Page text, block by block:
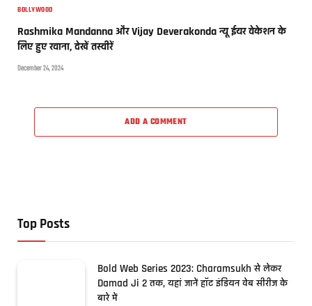
BOLLYWOOD
Rashmika Mandanna और Vijay Deverakonda न्यू ईयर वेकेशन के
लिए हुए रवाना, देखें तस्वीरें
December 24, 2024
ADD A COMMENT
Top Posts
Bold Web Series 2023: Charamsukh से लेकर
Damad Ji 2 तक, यहां जानें हॉट इंडियन वेब सीरीज के
बारे में